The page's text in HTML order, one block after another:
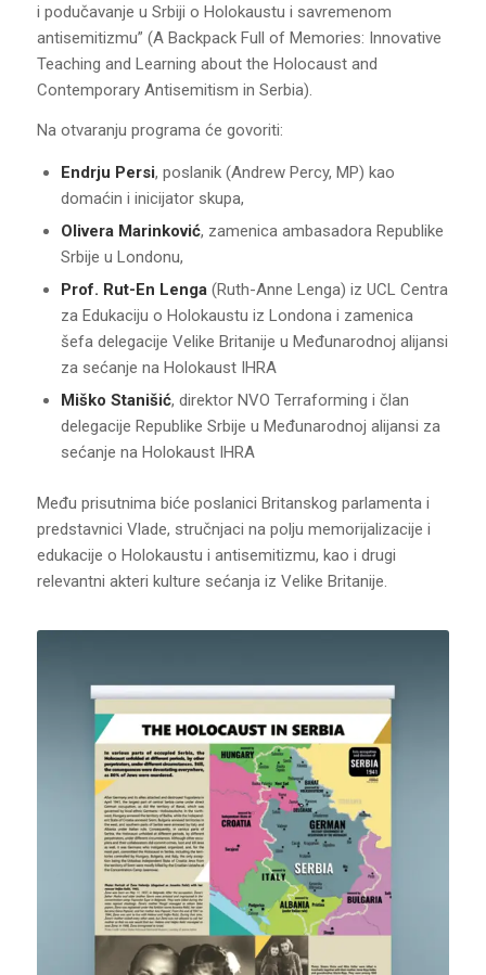
i podučavanje u Srbiji o Holokaustu i savremenom
antisemitizmu” (A Backpack Full of Memories: Innovative
Teaching and Learning about the Holocaust and
Contemporary Antisemitism in Serbia).
Na otvaranju programa će govoriti:
Endrju Persi, poslanik (Andrew Percy, MP) kao
domaćin i inicijator skupa,
Olivera Marinković, zamenica ambasadora Republike
Srbije u Londonu,
Prof. Rut-En Lenga(Ruth-Anne Lenga) iz UCL Centra
za Edukaciju o Holokaustu iz Londona i zamenica
šefa delegacije Velike Britanije u Međunarodnoj alijansi
za sećanje na Holokaust IHRA
Miško Stanišić, direktor NVO Terraforming i član
delegacije Republike Srbije u Međunarodnoj alijansi za
sećanje na Holokaust IHRA
Među prisutnima biće poslanici Britanskog parlamenta i
predstavnici Vlade, stručnjaci na polju memorijalizacije i
edukacije o Holokaustu i antisemitizmu, kao i drugi
relevantni akteri kulture sećanja iz Velike Britanije.